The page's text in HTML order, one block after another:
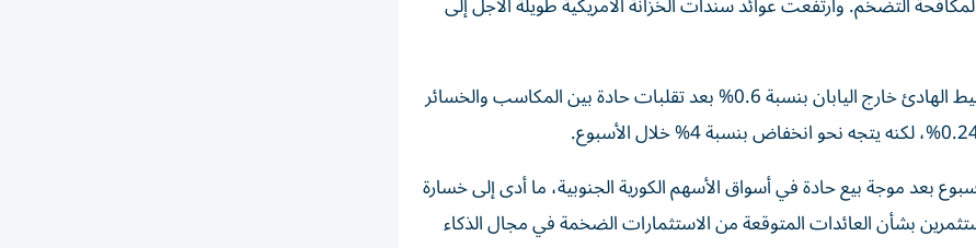
انخفض مؤشر MSCI الأوسع نطاقًا لأسهم منطقة آسيا والمحيط الهادئ خارج اليابان بنسبة 0.6% بعد تقلبات حادة بين المكاسب والخسائر
بعد موجة بيع حادة في أسواق الأسهم الكورية الجنوبية، ما أدى إلى خسارة
بشأن العائدات المتوقعة من الاستثمارات الضخمة في مجال الذكاء